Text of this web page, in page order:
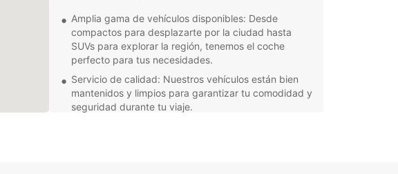
Amplia gama de vehículos disponibles: Desde
compactos para desplazarte por la ciudad hasta
SUVs para explorar la región, tenemos el coche
perfecto para tus necesidades.
Servicio de calidad: Nuestros vehículos están bien
mantenidos y limpios para garantizar tu comodidad y
seguridad durante tu viaje.